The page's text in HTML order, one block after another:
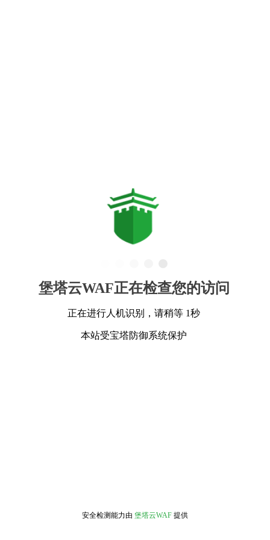
堡塔云WAF正在检查您的访问
正在进行人机识别，请稍等 1秒
本站受宝塔防御系统保护
安全检测能力由 堡塔云WAF 提供